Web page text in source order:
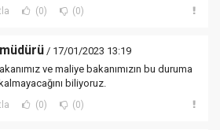
(0) (0)
/ 17/01/2023 13:19
ve maliye bakanımızın bu duruma
biliyoruz.
(0) (0)